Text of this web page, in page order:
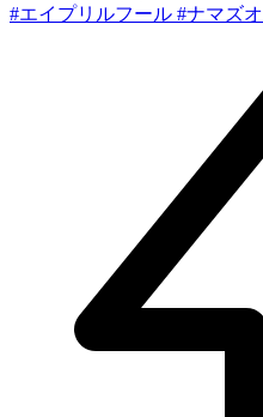
#エイプリルフール #ナマズオ